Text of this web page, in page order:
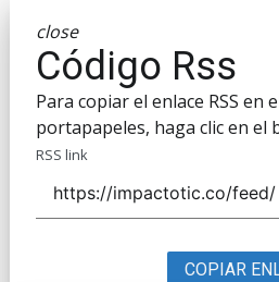
close
Código Rss
Para copiar el enlace RSS en
portapapeles, haga clic en el
RSS link
COPIAR